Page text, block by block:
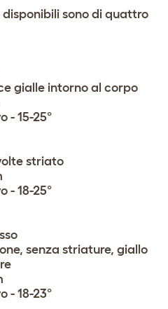
sono di quattro
gialle intorno al corpo
- 15-25°
striato
- 18-25°
senza striature, giallo
- 18-23°